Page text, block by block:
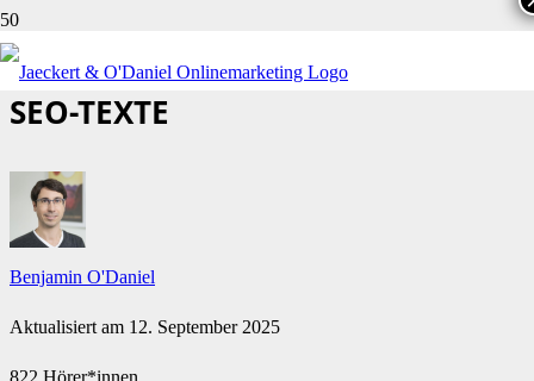
NEIN, GEO TEXTE SIND KEINE
SEO-TEXTE
Benjamin O'Daniel
Aktualisiert am 12. September 2025
822 Hörer*innen